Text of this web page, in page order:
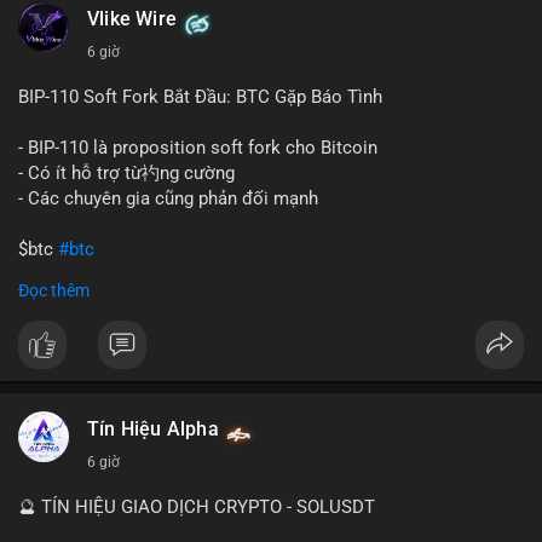
này có thể phản ánh ba kịch bản chính: thứ nhất, cá voi đang
chuẩn bị thanh khoản bằng cách chuyển lên sàn giao dịch, tạo
để nắm giữ dài hạn, thể hiện niềm tin vào xu hướng tăng; thứ
tán rủi ro. Với mức giá 65K, khối lượng này không quá lớn để
gây sốc thanh khoản tức thời, nhưng vẫn đủ sức tạo biến động
tâm lý ngắn hạn nếu hướng đến sàn tập trung.
Lời khuyên cho nhà đầu tư nhỏ lẻ:
hướng đi của dòng tiền. Tránh hành động theo cảm xúc, ưu
rõ ràng về đích đến của số BTC này.
#dongtienlon
Vlike Wire
6 giờ
BIP-110 Soft Fork Bắt Đầu: BTC Gặp Báo Tình
- BIP-110 là proposition soft fork cho Bitcoin
- Có ít hỗ trợ từ礿ng cường
- Các chuyên gia cũng phản đối mạnh
$btc #btc
#vlikevn
📰 Nguồn: CoinDesk
Đọc thêm
Tín Hiệu Alpha
6 giờ
🔮 TÍN HIỆU GIAO DỊCH CRYPTO - SOLUSDT